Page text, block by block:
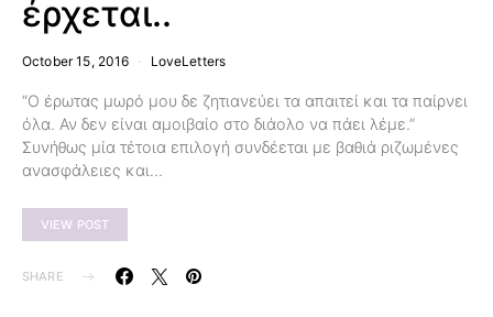
έρχεται..
October 15, 2016 LoveLetters
“Ο έρωτας μωρό μου δε ζητιανεύει τα απαιτεί και τα παίρνει
όλα. Αν δεν είναι αμοιβαίο στο διάολο να πάει λέμε.”
Συνήθως μία τέτοια επιλογή συνδέεται με βαθιά ριζωμένες
ανασφάλειες και…
VIEW POST
SHARE